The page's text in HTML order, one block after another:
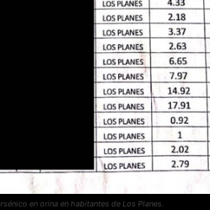
en orina en habitantes de Los Planes.